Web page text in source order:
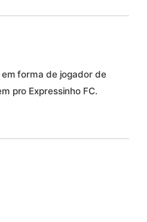
forma de jogador de
pro Expressinho FC.